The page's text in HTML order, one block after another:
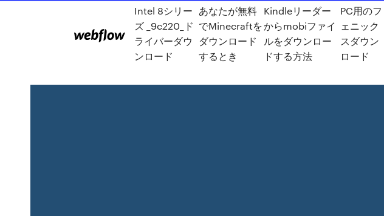
Intel 8シリー
ズ _9c220_ド
ライバーダウ
ンロード
あなたが無料
でMinecraftを
ダウンロード
するとき
Kindleリーダー
からmobiファイ
ルをダウンロー
ドする方法
PC用のフ
ェニック
スダウン
ロード